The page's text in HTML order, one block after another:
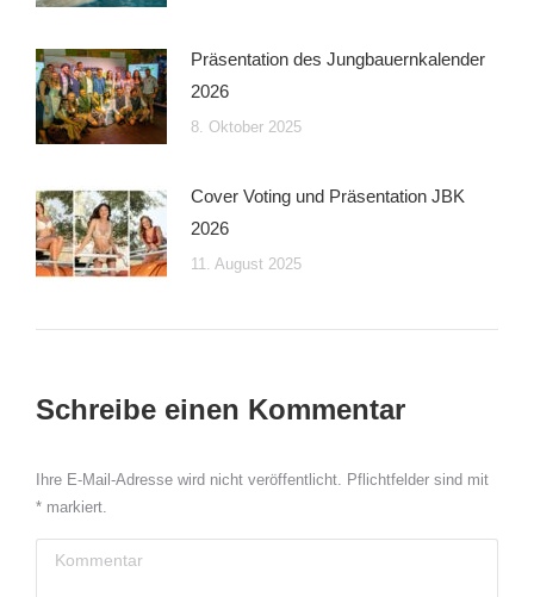
Präsentation des Jungbauernkalender
2026
8. Oktober 2025
Cover Voting und Präsentation JBK
2026
11. August 2025
Schreibe einen Kommentar
Ihre E-Mail-Adresse wird nicht veröffentlicht. Pflichtfelder sind mit
* markiert.
Kommentar